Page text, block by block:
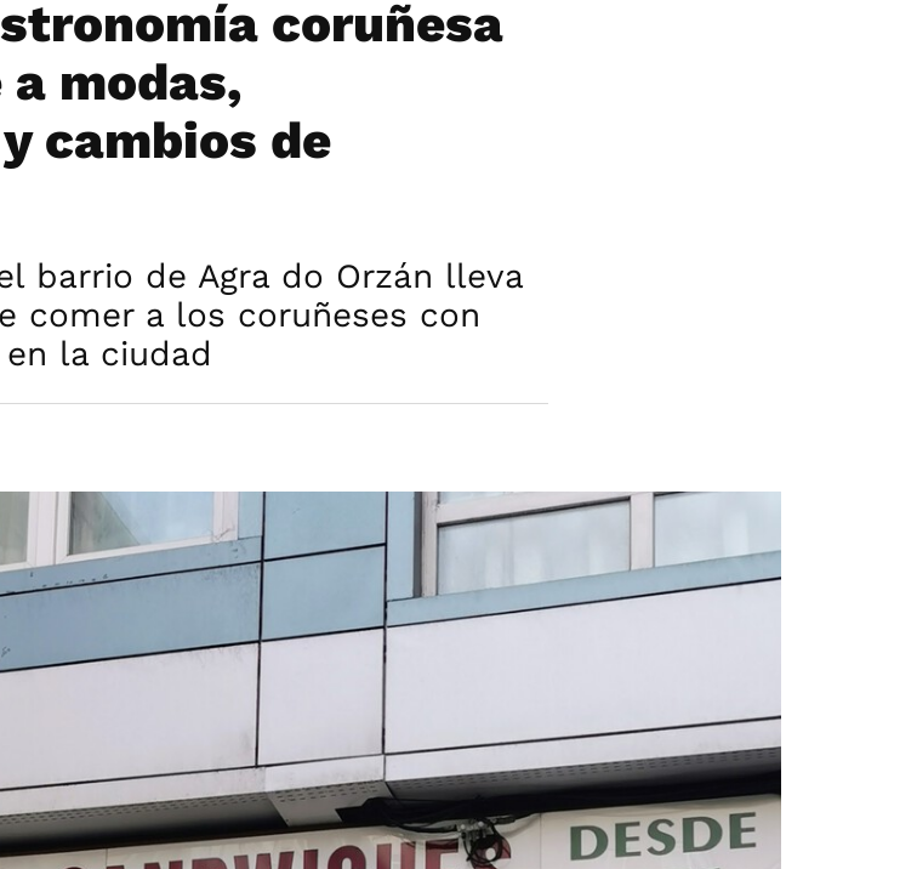
coruñesa
modas,
cambios de
barrio de Agra do Orzán lleva
comer a los coruñeses con
la ciudad